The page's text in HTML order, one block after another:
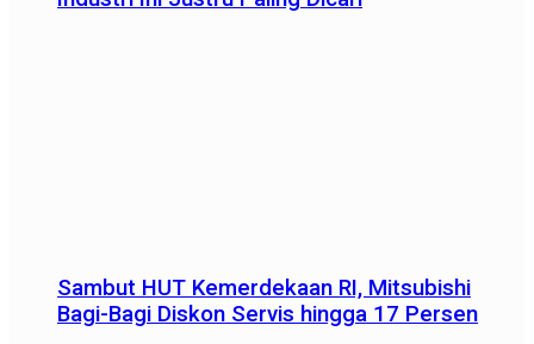
Sambut HUT Kemerdekaan RI, Mitsubishi
Bagi-Bagi Diskon Servis hingga 17 Persen